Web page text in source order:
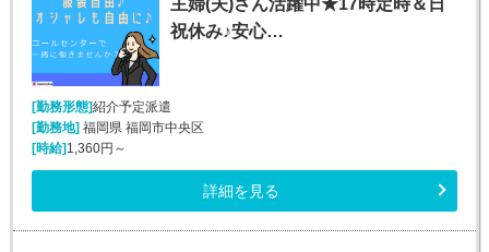
主婦(夫)さん活躍中★17時定時＆日
祝休み♪安心…
[勤務形態]紹介予定派遣
[勤務地] 福岡県 福岡市中央区
[時給] 1,360円～
詳細を見る